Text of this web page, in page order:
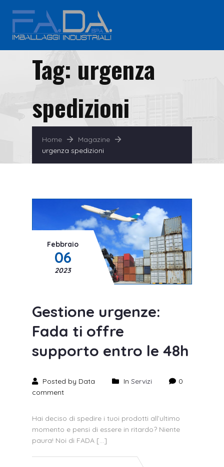
Tag: urgenza
spedizioni
Home
Magazine
urgenza spedizioni
Febbraio
06
2023
Gestione urgenze:
Fada ti offre
supporto entro le 48h
Posted by Data In Servizi
0
comment
Hai deciso di spedire i tuoi prodotti all’ultimo
momento e pensi di essere in ritardo? Niente
paura! Noi di FADA […]